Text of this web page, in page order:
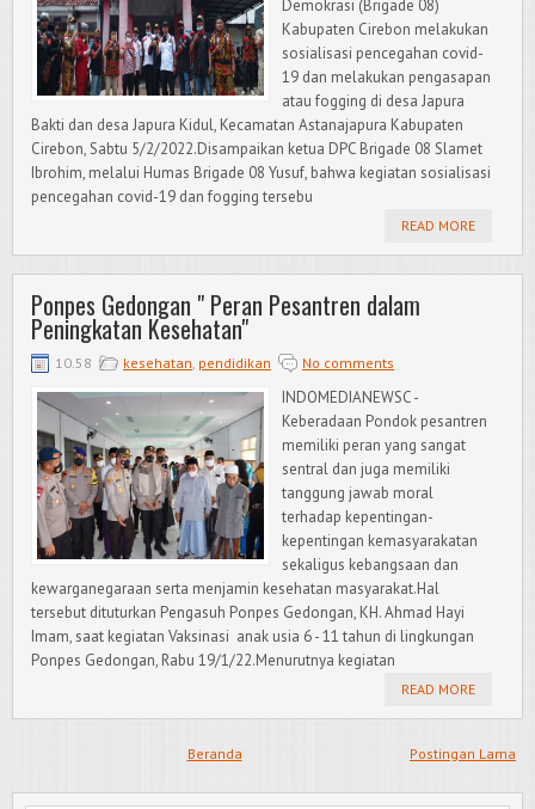
Demokrasi (Brigade 08)
Kabupaten Cirebon melakukan
sosialisasi pencegahan covid-
19 dan melakukan pengasapan
atau fogging di desa Japura
Bakti dan desa Japura Kidul, Kecamatan Astanajapura Kabupaten
Cirebon, Sabtu 5/2/2022.Disampaikan ketua DPC Brigade 08 Slamet
Ibrohim, melalui Humas Brigade 08 Yusuf, bahwa kegiatan sosialisasi
pencegahan covid-19 dan fogging tersebu
READ MORE
Ponpes Gedongan " Peran Pesantren dalam
Peningkatan Kesehatan"
10.58 kesehatan pendidikan No comments
INDOMEDIANEWSC -
Keberadaan Pondok pesantren
memiliki peran yang sangat
sentral dan juga memiliki
tanggung jawab moral
terhadap kepentingan-
kepentingan kemasyarakatan
sekaligus kebangsaan dan
kewarganegaraan serta menjamin kesehatan masyarakat.Hal
tersebut dituturkan Pengasuh Ponpes Gedongan, KH. Ahmad Hayi
Imam, saat kegiatan Vaksinasi anak usia 6 - 11 tahun di lingkungan
Ponpes Gedongan, Rabu 19/1/22.Menurutnya kegiatan
READ MORE
Postingan Lama
Beranda